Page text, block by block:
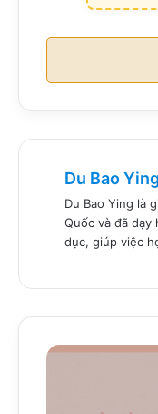
Du Bao Ying
Du Bao Ying là
Quốc và đã
dục, giúp việc
Bài